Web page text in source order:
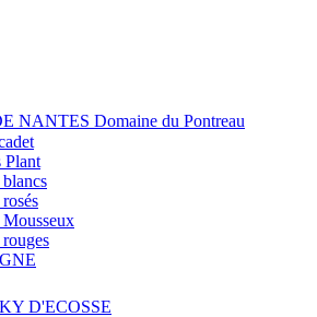
NANTES Domaine du Pontreau
Plant
D'ECOSSE